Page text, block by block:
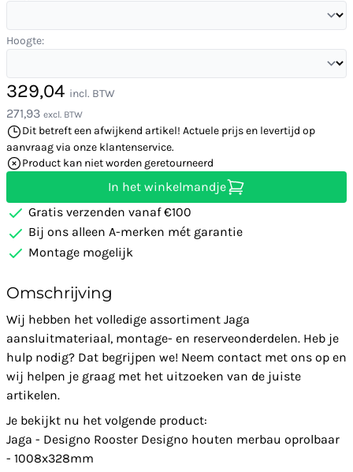
Hoogte:
329,04 incl. BTW
271,93 excl. BTW
Dit betreft een afwijkend artikel! Actuele prijs en levertijd op
aanvraag via onze klantenservice.
Product kan niet worden geretourneerd
In het winkelmandje
Gratis verzenden vanaf €100
Bij ons alleen A-merken mét garantie
Montage mogelijk
Omschrijving
Wij hebben het volledige assortiment Jaga
aansluitmateriaal, montage- en reserveonderdelen. Heb je
hulp nodig? Dat begrijpen we! Neem contact met ons op en
wij helpen je graag met het uitzoeken van de juiste
artikelen.
Je bekijkt nu het volgende product:
Jaga - Designo Rooster Designo houten merbau oprolbaar
- 1008x328mm